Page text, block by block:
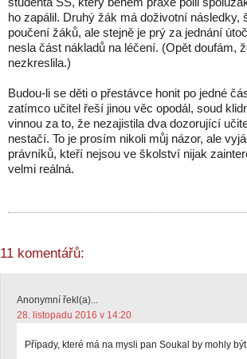
ho zapálil. Druhý žák má doživotní následky,
poučení žáků, ale stejně je prý za jednání
nesla část nákladů na léčení. (Opět doufám,
nezkreslila.)
Budou-li se děti o přestávce honit po jedné
zatímco učitel řeší jinou věc opodál, soud
vinnou za to, že nezajistila dva dozorující
nestačí. To je prosím nikoli můj názor, ale
právníků, kteří nejsou ve školství nijak
velmi reálná.
11 komentářů:
Anonymní řekl(a)...
28. listopadu 2016 v 14:20
Případy, které má na mysli pan Soukal by mohly